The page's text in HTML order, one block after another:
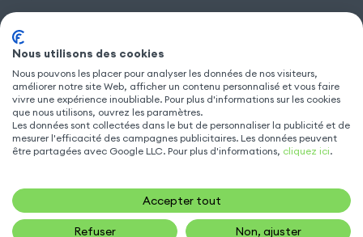
SUIVEZ NOUS
Nous utilisons des cookies
Nous pouvons les placer pour analyser les données de nos visiteurs,
améliorer notre site Web, afficher un contenu personnalisé et vous faire
vivre une expérience inoubliable. Pour plus d'informations sur les cookies
que nous utilisons, ouvrez les paramètres.
Les données sont collectées dans le but de personnaliser la publicité et de
mesurer l'efficacité des campagnes publicitaires. Les données peuvent
être partagées avec Google LLC. Pour plus d'informations, cliquez ici.
Accepter tout
Refuser Non, ajuster